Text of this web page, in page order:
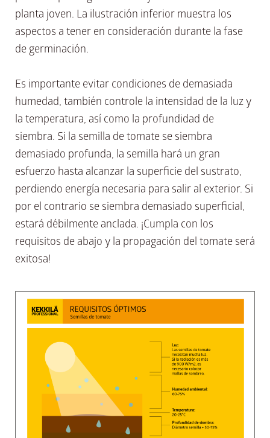
planta joven. La ilustración inferior muestra los
aspectos a tener en consideración durante la fase
de germinación.
Es importante evitar condiciones de demasiada
humedad, también controle la intensidad de la luz y
la temperatura, así como la profundidad de
siembra. Si la semilla de tomate se siembra
demasiado profunda, la semilla hará un gran
esfuerzo hasta alcanzar la superficie del sustrato,
perdiendo energía necesaria para salir al exterior. Si
por el contrario se siembra demasiado superficial,
estará débilmente anclada. ¡Cumpla con los
requisitos de abajo y la propagación del tomate será
exitosa!